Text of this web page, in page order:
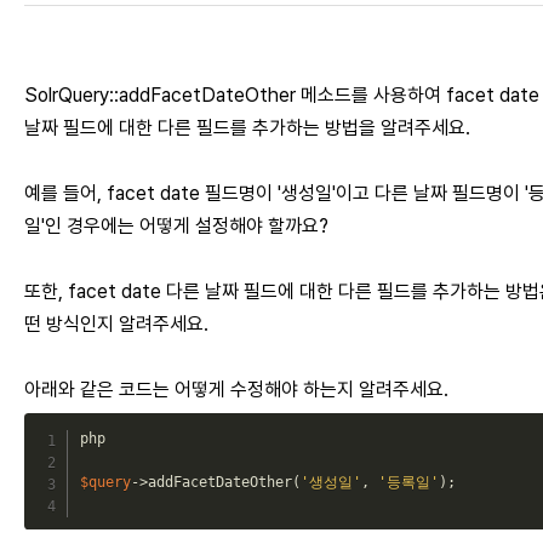
SolrQuery::addFacetDateOther 메소드를 사용하여 facet date
날짜 필드에 대한 다른 필드를 추가하는 방법을 알려주세요.
예를 들어, facet date 필드명이 '생성일'이고 다른 날짜 필드명이 '
일'인 경우에는 어떻게 설정해야 할까요?
또한, facet date 다른 날짜 필드에 대한 다른 필드를 추가하는 방법
떤 방식인지 알려주세요.
아래와 같은 코드는 어떻게 수정해야 하는지 알려주세요.
php
$query->addFacetDateOther( '생성일' , '등록일' ) ;